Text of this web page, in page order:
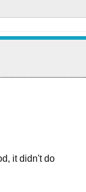
it didn't do